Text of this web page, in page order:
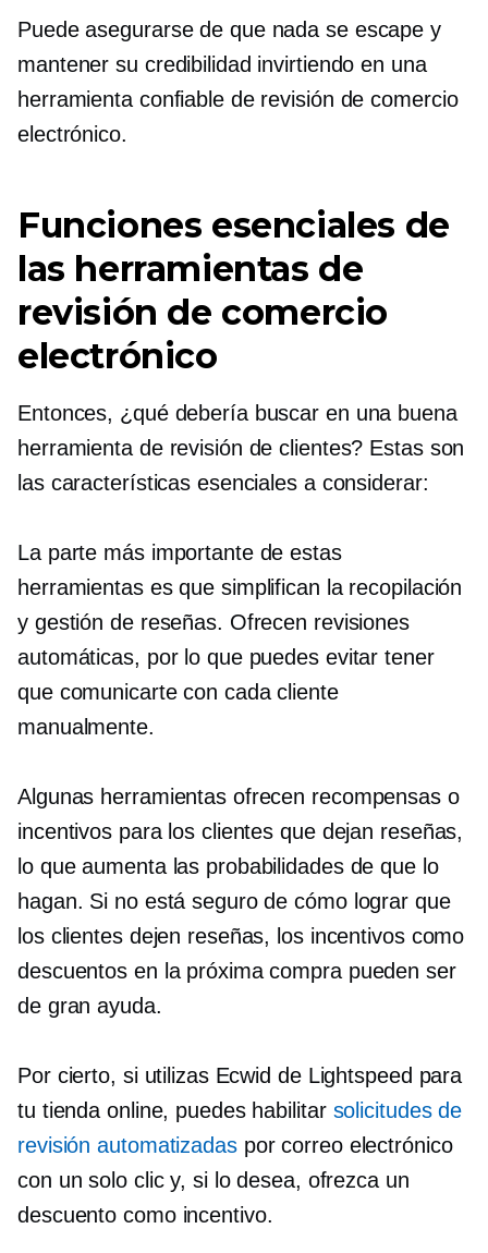
Puede asegurarse de que nada se escape y
mantener su credibilidad invirtiendo en una
herramienta confiable de revisión de comercio
electrónico.
Funciones esenciales de
las herramientas de
revisión de comercio
electrónico
Entonces, ¿qué debería buscar en una buena
herramienta de revisión de clientes? Estas son
las características esenciales a considerar:
La parte más importante de estas
herramientas es que simplifican la recopilación
y gestión de reseñas. Ofrecen revisiones
automáticas, por lo que puedes evitar tener
que comunicarte con cada cliente
manualmente.
Algunas herramientas ofrecen recompensas o
incentivos para los clientes que dejan reseñas,
lo que aumenta las probabilidades de que lo
hagan. Si no está seguro de cómo lograr que
los clientes dejen reseñas, los incentivos como
descuentos en la próxima compra pueden ser
de gran ayuda.
Por cierto, si utilizas Ecwid de Lightspeed para
tu tienda online, puedes habilitar solicitudes de
revisión automatizadaspor correo electrónico
con un solo clic y, si lo desea, ofrezca un
descuento como incentivo.